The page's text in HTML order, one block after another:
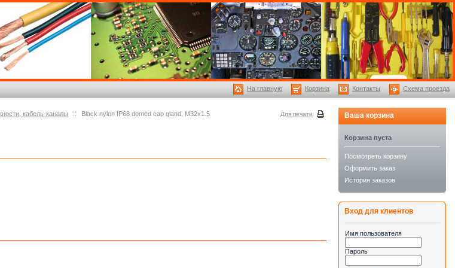
кабель-каналы :: Black nylon IP68 domed cap gland, M32x1.5 Для печати Ваша корзина
Корзина пуста
Посмотреть корзину
Оформить заказ
История заказов
Вход для клиентов
Имя пользователя
Пароль
Схема проезда
Контакты
Корзина
На главную